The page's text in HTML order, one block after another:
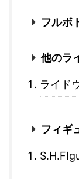
フルボ
他のラ
ライド
フィギ